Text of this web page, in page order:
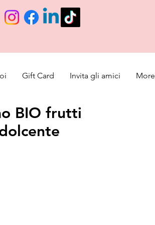
Gift Card Invita gli amici More
BIO frutti